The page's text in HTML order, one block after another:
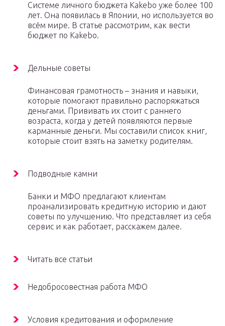
Системе личного бюджета Kakebo уже более 100
лет. Она появилась в Японии, но используется во
всём мире. В статье рассмотрим, как вести
бюджет по Kakebo.
Дельные советы
Финансовая грамотность – знания и навыки,
которые помогают правильно распоряжаться
деньгами. Прививать их стоит с раннего
возраста, когда у детей появляются первые
карманные деньги. Мы составили список книг,
которые стоит взять на заметку родителям.
Подводные камни
Банки и МФО предлагают клиентам
проанализировать кредитную историю и дают
советы по улучшению. Что представляет из себя
сервис и как работает, расскажем далее.
Читать все статьи
Недобросовестная работа МФО
Условия кредитования и оформление